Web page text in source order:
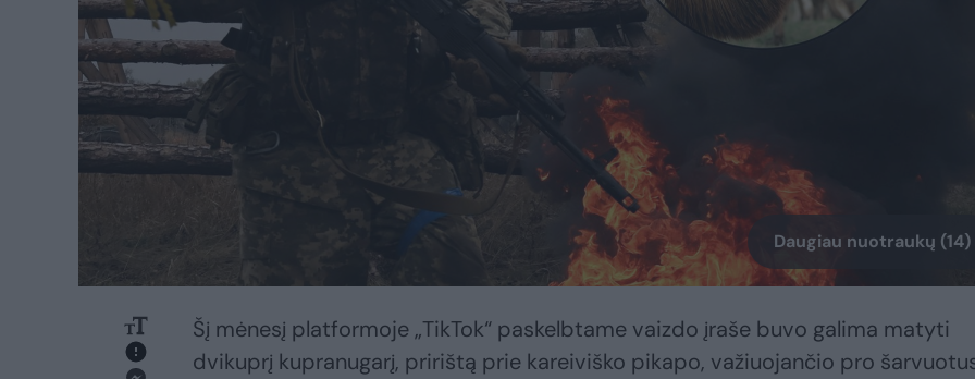
Daugiau nuotraukų (14)
Šį mėnesį platformoje „TikTok“ paskelbtame vaizdo įraše buvo galima matyti
dvikuprį kupranugarį, pririštą prie kareiviško pikapo, važiuojančio pro